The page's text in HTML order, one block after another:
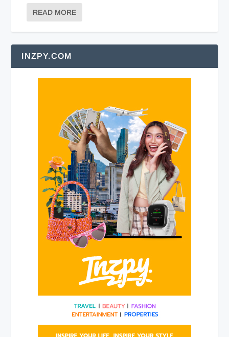
READ MORE
INZPY.COM